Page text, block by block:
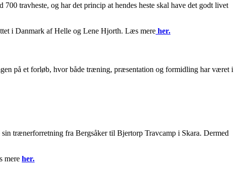
travheste, og har det princip at hendes heste skal have det godt livet
i Danmark af Helle og Lene Hjorth. Læs mere her.
på et forløb, hvor både træning, præsentation og formidling har været i
trænerforretning fra Bergsåker til Bjertorp Travcamp i Skara. Dermed
mere her.